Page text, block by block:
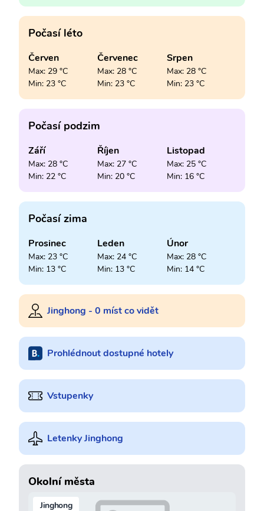
Počasí léto
Červen
Max: 29 °C
Min: 23 °C
Červenec
Max: 28 °C
Min: 23 °C
Srpen
Max: 28 °C
Min: 23 °C
Počasí podzim
Září
Max: 28 °C
Min: 22 °C
Říjen
Max: 27 °C
Min: 20 °C
Listopad
Max: 25 °C
Min: 16 °C
Počasí zima
Prosinec
Max: 23 °C
Min: 13 °C
Leden
Max: 24 °C
Min: 13 °C
Únor
Max: 28 °C
Min: 14 °C
Jinghong - 0 míst co vidět
Prohlédnout dostupné hotely
Vstupenky
Letenky Jinghong
Okolní města
Jinghong